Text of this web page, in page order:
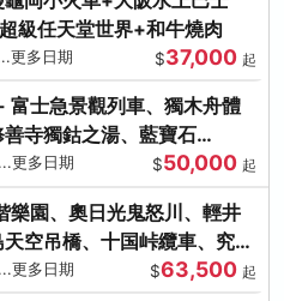
級任天堂世界+和牛燒肉
更多日期 $37,000 起
富士急景觀列車、獨木舟體
寺獨鈷之湯、藍寶石
更多日期 $50,000 起
樂園、奧日光鬼怒川、輕井
空吊橋、十国峠纜車、究極
更多日期 $63,500 起